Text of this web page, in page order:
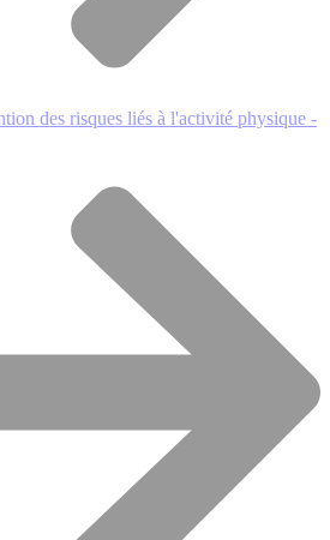
des risques liés à l'activité physique -